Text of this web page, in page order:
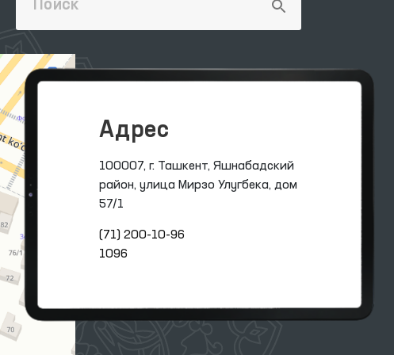
Адрес
100007, г. Ташкент, Яшнабадский
район, улица Мирзо Улугбека, дом
57/1
(71) 200-10-96
1096